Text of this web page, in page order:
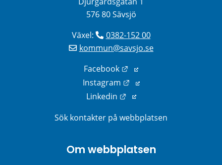
576 80 Sävsjö
Växel:
0382-152 00
kommun@savsjo.se
Facebook
Länk till annan
Instagram
Länk till annan
Linkedin
Länk till annan webbplats.
Sök kontakter på webbplatsen
Om webbplatsen